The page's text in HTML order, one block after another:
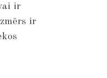
ir
ir